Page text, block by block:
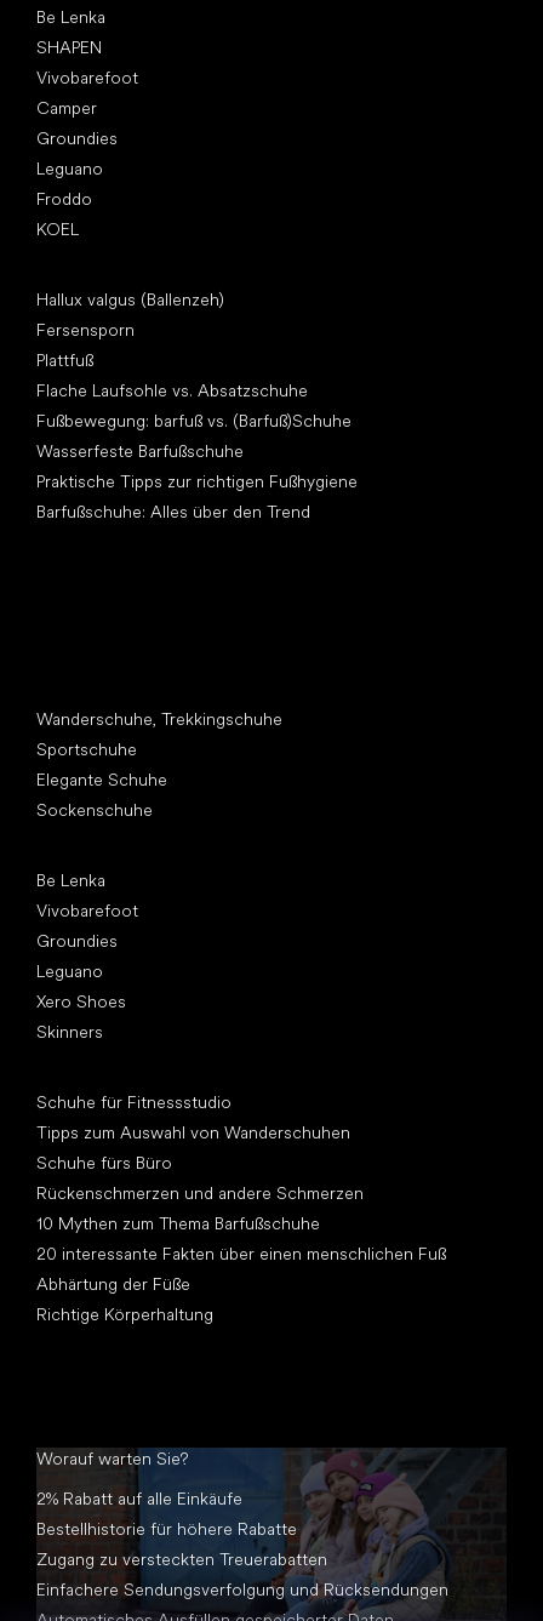
Be Lenka
SHAPEN
Vivobarefoot
Camper
Groundies
Leguano
Froddo
KOEL
Hallux valgus (Ballenzeh)
Fersensporn
Plattfuß
Flache Laufsohle vs. Absatzschuhe
Fußbewegung: barfuß vs. (Barfuß)Schuhe
Wasserfeste Barfußschuhe
Praktische Tipps zur richtigen Fußhygiene
Barfußschuhe: Alles über den Trend
Wanderschuhe, Trekkingschuhe
Sportschuhe
Elegante Schuhe
Sockenschuhe
Be Lenka
Vivobarefoot
Groundies
Leguano
Xero Shoes
Skinners
Schuhe für Fitnessstudio
Tipps zum Auswahl von Wanderschuhen
Schuhe fürs Büro
Rückenschmerzen und andere Schmerzen
10 Mythen zum Thema Barfußschuhe
20 interessante Fakten über einen menschlichen Fuß
Abhärtung der Füße
Richtige Körperhaltung
Worauf warten Sie?
2% Rabatt auf alle Einkäufe
Bestellhistorie für höhere Rabatte
Zugang zu versteckten Treuerabatten
Einfachere Sendungsverfolgung und Rücksendungen